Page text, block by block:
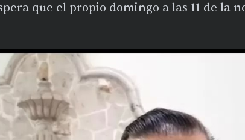
que el propio domingo a las 11 de la